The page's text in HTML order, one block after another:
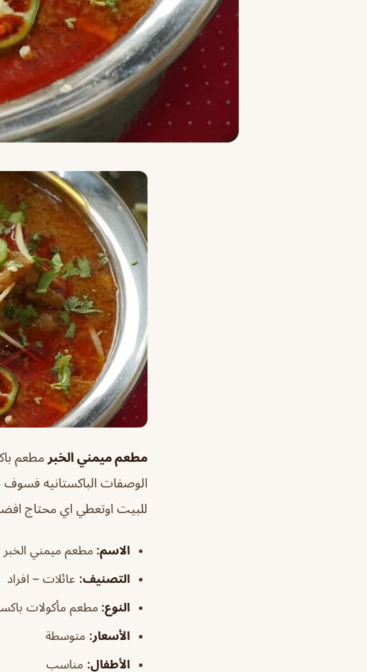
مطعم ميمني الخبر مطعم
الوصفات الباكستانيه
للبيت اوتعطي اي محتاج
الاسم: مطعم ميمني الخبر
التصنيف: عائلات – افراد
النوع: مطعم مأكولات
الأسعار: متوسطة
الأطفال: مناسب